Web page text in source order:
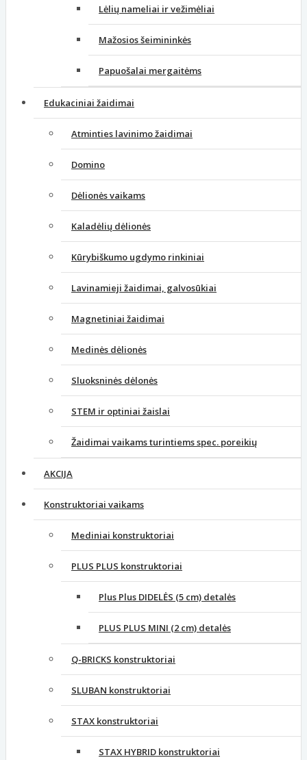
Lėlių nameliai ir vežimėliai
Mažosios šeimininkės
Papuošalai mergaitėms
Edukaciniai žaidimai
Atminties lavinimo žaidimai
Domino
Dėlionės vaikams
Kaladėlių dėlionės
Kūrybiškumo ugdymo rinkiniai
Lavinamieji žaidimai, galvosūkiai
Magnetiniai žaidimai
Medinės dėlionės
Sluoksninės dėlonės
STEM ir optiniai žaislai
Žaidimai vaikams turintiems spec. poreikių
AKCIJA
Konstruktoriai vaikams
Mediniai konstruktoriai
PLUS PLUS konstruktoriai
Plus Plus DIDELĖS (5 cm) detalės
PLUS PLUS MINI (2 cm) detalės
Q-BRICKS konstruktoriai
SLUBAN konstruktoriai
STAX konstruktoriai
STAX HYBRID konstruktoriai